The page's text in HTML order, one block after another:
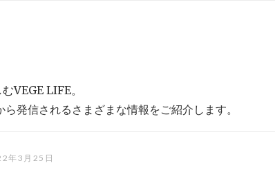
VEGE LIFE。
発信されるさまざまな情報をご紹介します。
年3月25日